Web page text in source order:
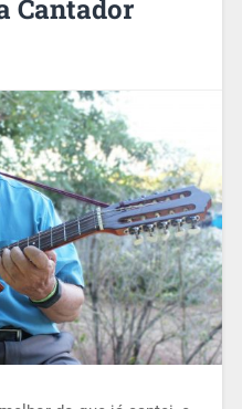
Cantador